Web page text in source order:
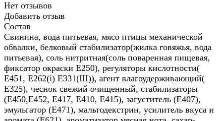
Нет отзывов
Добавить отзыв
Состав
Свинина, вода питьевая, мясо птицы механической
обвалки, белковый стабилизатор(жилка говяжья, вода
питьевая), соль нитритная(соль поваренная пищевая,
фиксатор окраски Е250), регуляторы кислотности(
Е451, Е262(i) Е331(III)), агент влагоудерживающий(
Е325), чеснок свежий очищенный, стабилизаторы
(Е450,Е452, Е417, Е410, Е415), загуститель (Е407),
эмульгатор (Е471), мальтодекстрин, усилитель вкуса и